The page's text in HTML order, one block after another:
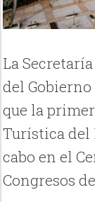
La
del
que la
Turística del
cabo en el
Congresos